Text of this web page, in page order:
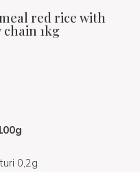
red rice with
1kg
0,2g